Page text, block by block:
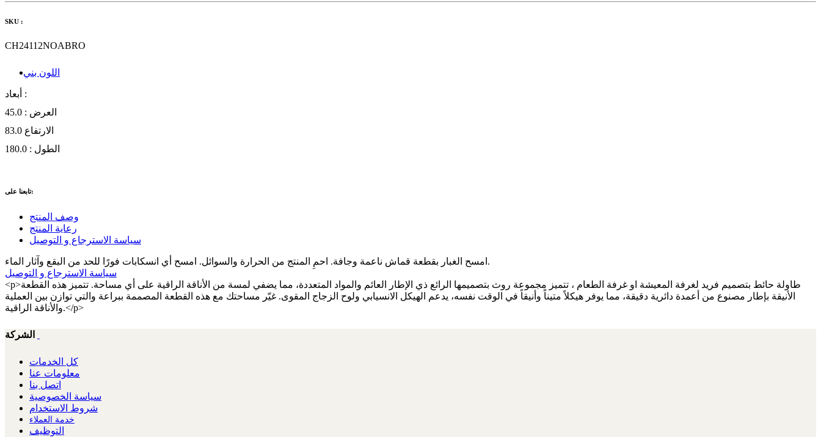
SKU :
CH24112NOABRO
اللون بني
أبعاد :
العرض : 45.0
الارتفاع 83.0
الطول : 180.0
تابعنا على:
وصف المنتج
رعاية المنتج
سياسة الاسترجاع و التوصيل
امسح الغبار بقطعة قماش ناعمة وجافة. احمِ المنتج من الحرارة والسوائل. امسح أي انسكابات فورًا للحد من البقع وآثار الماء.
سياسة الاسترجاع و التوصيل
<p>طاولة حائط بتصميم فريد لغرفة المعيشة او غرفة الطعام ، تتميز مجموعة روث بتصميمها الرائع ذي الإطار العائم والمواد المتعددة، مما يضفي لمسة من الأناقة الراقية على أي مساحة. تتميز هذه القطعة
الأنيقة بإطار مصنوع من أعمدة دائرية دقيقة، مما يوفر هيكلاً متيناً وأنيقاً في الوقت نفسه، يدعم الهيكل الانسيابي ولوح الزجاج المقوى. غيّر مساحتك مع هذه القطعة المصممة ببراعة والتي توازن بين العملية
والأناقة الراقية.</p>
الشركة
كل الخدمات
معلومات عنا
اتصل بنا
سياسة الخصوصية
شروط الاستخدام
خدمة العملاء
التوظيف